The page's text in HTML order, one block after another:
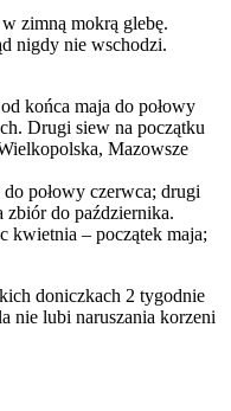
zimną mokrą glebę.
nigdy nie wschodzi.
końca maja do połowy
Drugi siew na początku
Mazowsze
połowy czerwca; drugi
zbiór do października.
kwietnia – początek maja;
doniczkach 2 tygodnie
nie lubi naruszania korzeni